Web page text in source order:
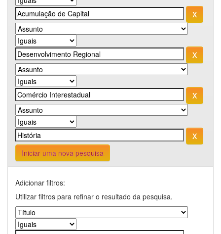
Iniciar uma nova pesquisa
Adicionar filtros:
Utilizar filtros para refinar o resultado da pesquisa.